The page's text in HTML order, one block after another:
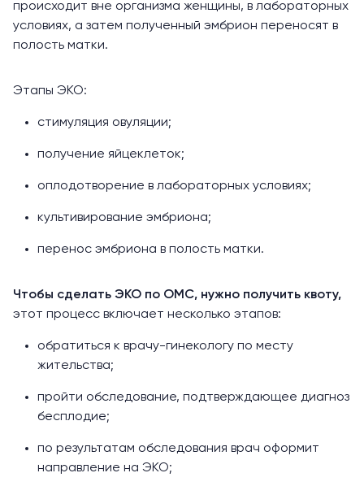
происходит вне организма женщины, в лабораторных
условиях, а затем полученный эмбрион переносят в
полость матки.
Этапы ЭКО:
стимуляция овуляции;
получение яйцеклеток;
оплодотворение в лабораторных условиях;
культивирование эмбриона;
перенос эмбриона в полость матки.
Чтобы сделать ЭКО по ОМС, нужно получить квоту,
этот процесс включает несколько этапов:
обратиться к врачу-гинекологу по месту
жительства;
пройти обследование, подтверждающее диагноз
бесплодие;
по результатам обследования врач оформит
направление на ЭКО;